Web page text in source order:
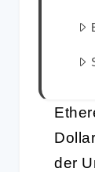
der